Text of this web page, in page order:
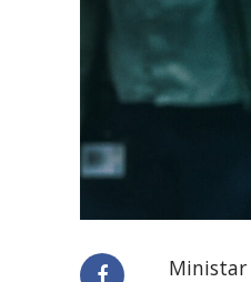
Ministar